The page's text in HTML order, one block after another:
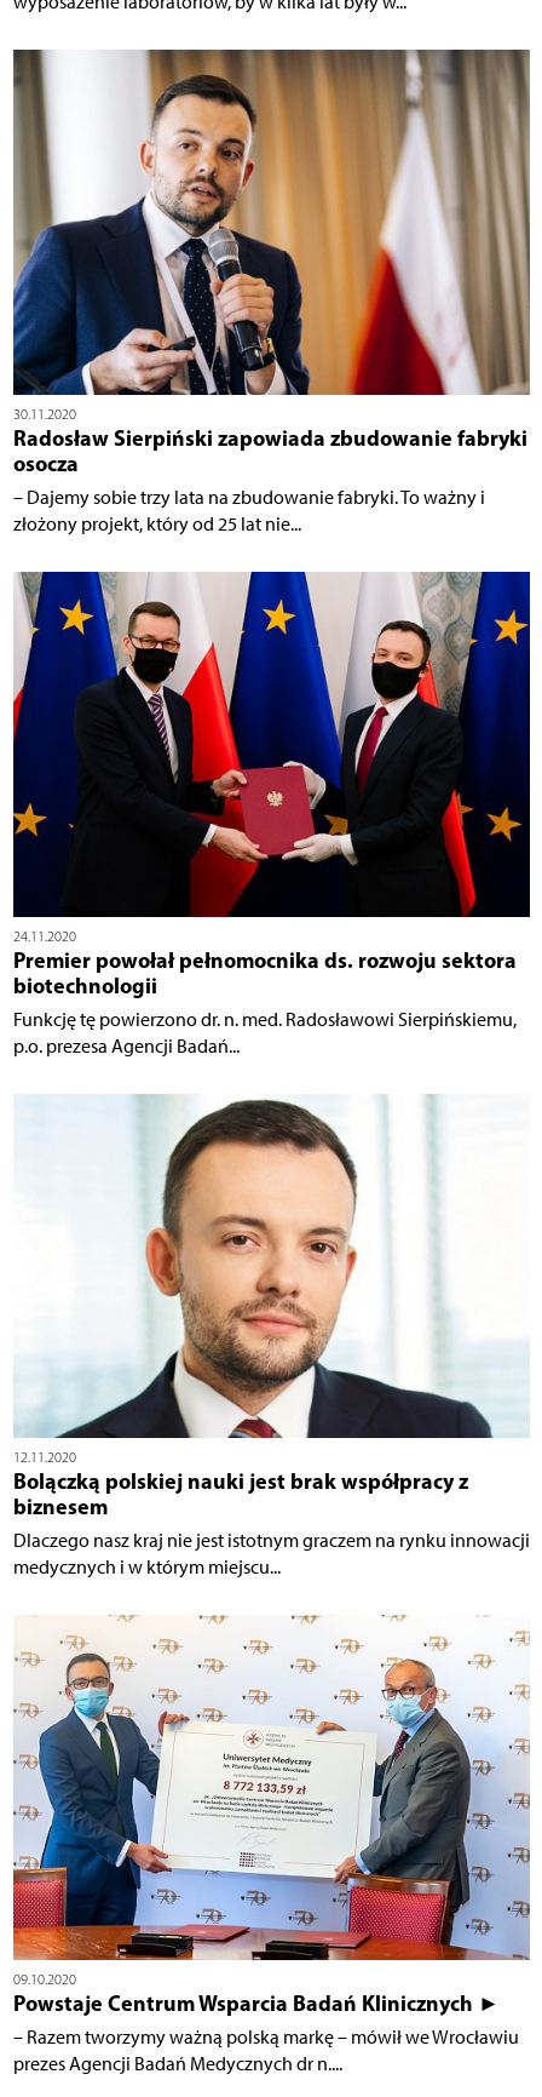
30.11.2020
Radosław Sierpiński zapowiada zbudowanie fabryki
osocza
– Dajemy sobie trzy lata na zbudowanie fabryki. To ważny i
złożony projekt, który od 25 lat nie...
24.11.2020
Premier powołał pełnomocnika ds. rozwoju sektora
biotechnologii
Funkcję tę powierzono dr. n. med. Radosławowi Sierpińskiemu,
p.o. prezesa Agencji Badań...
12.11.2020
Bolączką polskiej nauki jest brak współpracy z
biznesem
Dlaczego nasz kraj nie jest istotnym graczem na rynku innowacji
medycznych i w którym miejscu...
09.10.2020
Powstaje Centrum Wsparcia Badań Klinicznych ►
– Razem tworzymy ważną polską markę – mówił we Wrocławiu
prezes Agencji Badań Medycznych dr n....